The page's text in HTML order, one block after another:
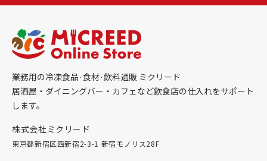
業務用の冷凍食品·食材·飲料通販 ミクリード
居酒屋・ダイニングバー・カフェなど飲食店の仕入れをサポート
します。
株式会社ミクリード
東京都新宿区西新宿2-3-1 新宿モノリス28F